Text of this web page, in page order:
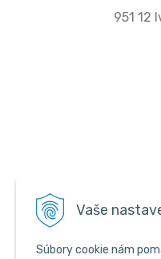
Vaše
Súbory cookie nám
951 12